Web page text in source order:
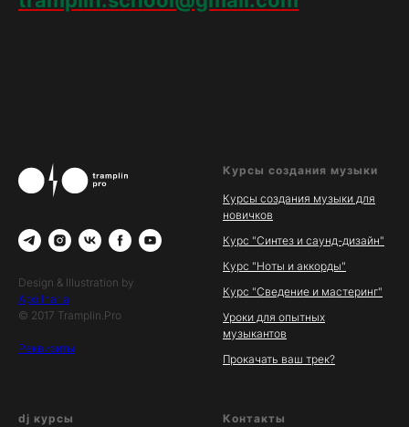
Design & Illustration by
Apollnaria
© 2017 Tramplin.Pro
Реквизиты
Курсы создания музыки
Курсы создания музыки для
новичков
Курс "Синтез и саунд-дизайн"
Курс "Ноты и аккорды"
Курс "Сведение и мастеринг"
Уроки для опытных
музыкантов
Прокачать ваш трек?
dj курсы Контакты